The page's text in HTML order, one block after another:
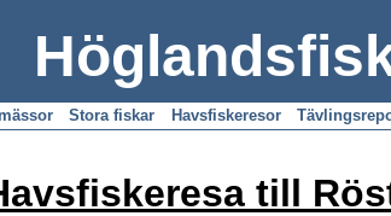
Stora fiskar Havsfiskeresor
till